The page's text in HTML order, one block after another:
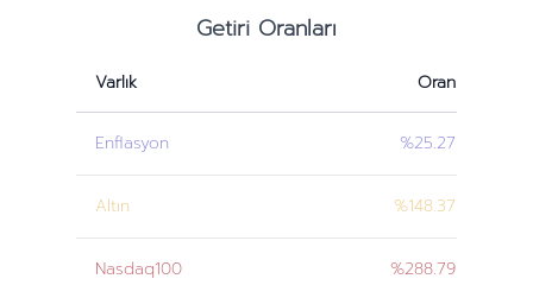
Getiri Oranları
Varlık Oran
Enflasyon %25.27
Altın %148.37
Nasdaq100 %288.79